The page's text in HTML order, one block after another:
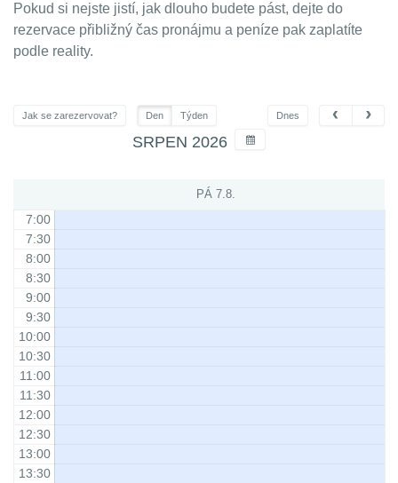
Pokud si nejste jistí, jak dlouho budete pást, dejte do
rezervace přibližný čas pronájmu a peníze pak zaplatíte
podle reality.
Jak se zarezervovat? Den Týden Dnes
SRPEN 2026
PÁ 7.8.
7:00
7:30
8:00
8:30
9:00
9:30
10:00
10:30
11:00
11:30
12:00
12:30
13:00
13:30